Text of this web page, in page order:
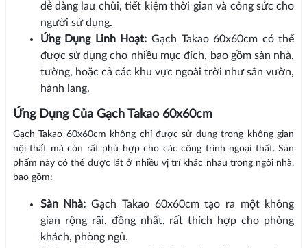
dễ dàng lau chùi, tiết kiệm thời gian và công sức cho
người sử dụng.
Ứng Dụng Linh Hoạt: Gạch Takao 60x60cm có thể
được sử dụng cho nhiều mục đích, bao gồm sàn nhà,
tường, hoặc cả các khu vực ngoài trời như sân vườn,
hành lang.
Ứng Dụng Của Gạch Takao 60x60cm
Gạch Takao 60x60cm không chỉ được sử dụng trong không gian
nội thất mà còn rất phù hợp cho các công trình ngoại thất. Sản
phẩm này có thể được lát ở nhiều vị trí khác nhau trong ngôi nhà,
bao gồm:
Sàn Nhà: Gạch Takao 60x60cm tạo ra một không
gian rộng rãi, đồng nhất, rất thích hợp cho phòng
khách, phòng ngủ.